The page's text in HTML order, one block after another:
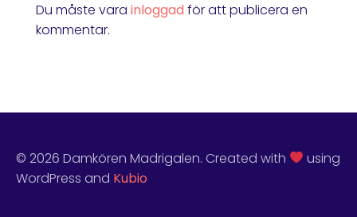
Du måste vara inloggad för att publicera en
kommentar.
© 2026 Damkören Madrigalen. Created with
using
WordPress and Kubio